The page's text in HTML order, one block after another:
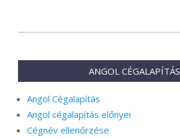
ANGOL CÉGALAPÍTÁS
Angol Cégalapítás
Angol cégalapítás előnyei
Cégnév ellenőrzése